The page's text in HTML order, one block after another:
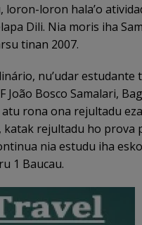
loron-loron hala’o
Dili. Nia moris iha
tinan 2007.
nu’udar estudante
João Bosco Samalari,
atu rona ona rejultadu
rejultadu ho prova
nia estudu iha
1 Baucau.